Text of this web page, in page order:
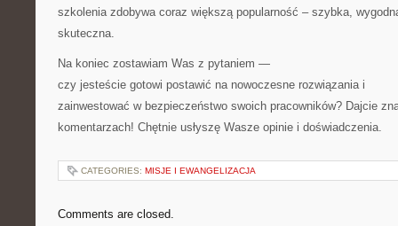
szkolenia zdobywa coraz większą popularność – szybka,
skuteczna.
Na koniec zostawiam Was z pytaniem —
czy jesteście gotowi postawić na nowoczesne rozwiązania i
zainwestować w bezpieczeństwo swoich pracowników? Dajcie
komentarzach! Chętnie usłyszę Wasze opinie i doświadczenia.
CATEGORIES: MISJE I EWANGELIZACJA
Comments are closed.